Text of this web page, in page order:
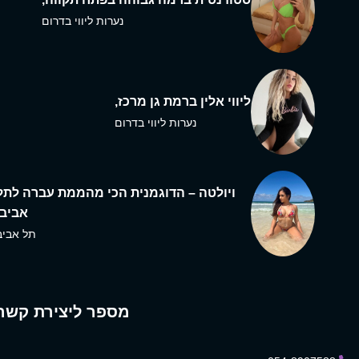
נערות ליווי בדרום
ליווי אלין ברמת גן מרכז,
נערות ליווי בדרום
ויולטה – הדוגמנית הכי מהממת עברה
תל
מספר ליצירת